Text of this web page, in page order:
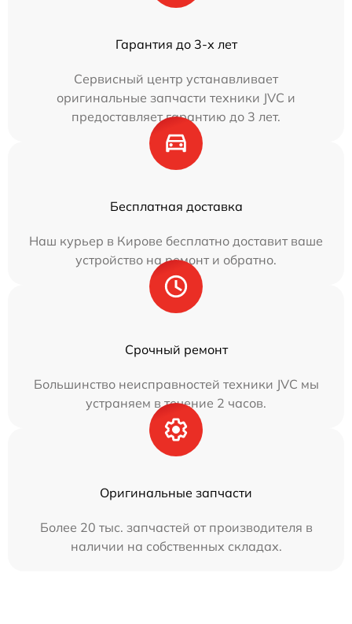
Гарантия до 3-х лет
Сервисный центр устанавливает
оригинальные запчасти техники JVC и
предоставляет гарантию до 3 лет.
Бесплатная доставка
Наш курьер в Кирове бесплатно доставит ваше
устройство на ремонт и обратно.
Срочный ремонт
Большинство неисправностей техники JVC мы
устраняем в течение 2 часов.
Оригинальные запчасти
Более 20 тыс. запчастей от производителя в
наличии на собственных складах.